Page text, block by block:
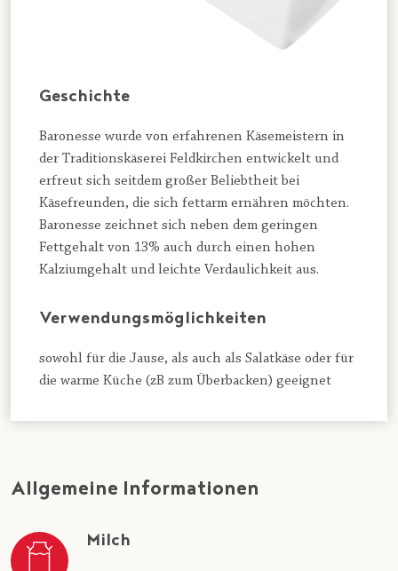
Geschichte
Baronesse wurde von erfahrenen Käsemeistern in
der Traditionskäserei Feldkirchen entwickelt und
erfreut sich seitdem großer Beliebtheit bei
Käsefreunden, die sich fettarm ernähren möchten.
Baronesse zeichnet sich neben dem geringen
Fettgehalt von 13% auch durch einen hohen
Kalziumgehalt und leichte Verdaulichkeit aus.
Verwendungsmöglichkeiten
sowohl für die Jause, als auch als Salatkäse oder für
die warme Küche (zB zum Überbacken) geeignet
Allgemeine Informationen
Milch